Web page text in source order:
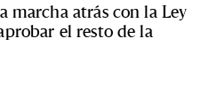
marcha atrás con la Ley
el resto de la